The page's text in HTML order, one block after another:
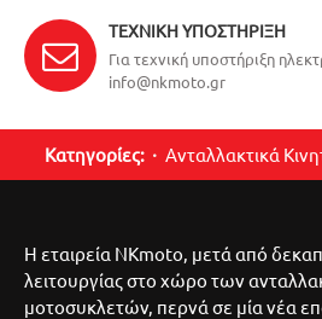
ΤΕΧΝΙΚΉ ΥΠΟΣΤΉΡΙΞΗ
Για τεχνική υποστήριξη
info@nkmoto.gr
Κατηγορίες: Ανταλλακτικά
Η εταιρεία NKmoto, μετά από
λειτουργίας στο χώρο των
μοτοσυκλετών, περνά σε μία νέα